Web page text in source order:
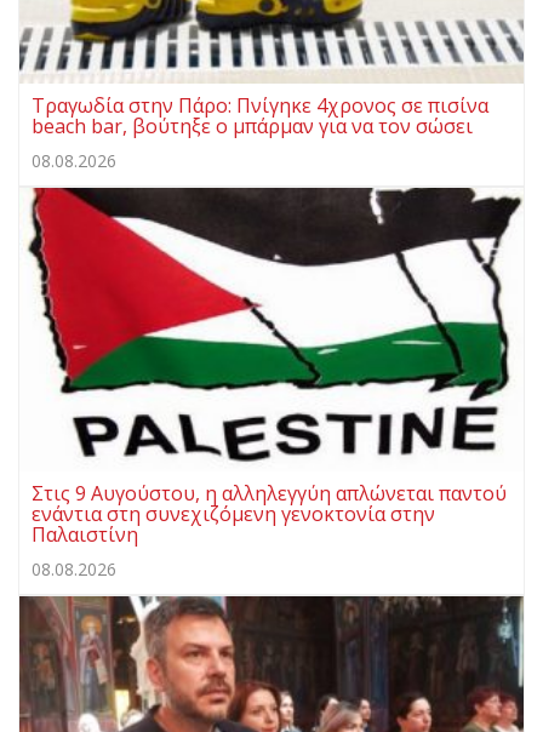
Τραγωδία στην Πάρο: Πνίγηκε 4χρονος σε πισίνα
beach bar, βούτηξε ο μπάρμαν για να τον σώσει
08.08.2026
Στις 9 Αυγούστου, η αλληλεγγύη απλώνεται παντού
ενάντια στη συνεχιζόμενη γενοκτονία στην
Παλαιστίνη
08.08.2026